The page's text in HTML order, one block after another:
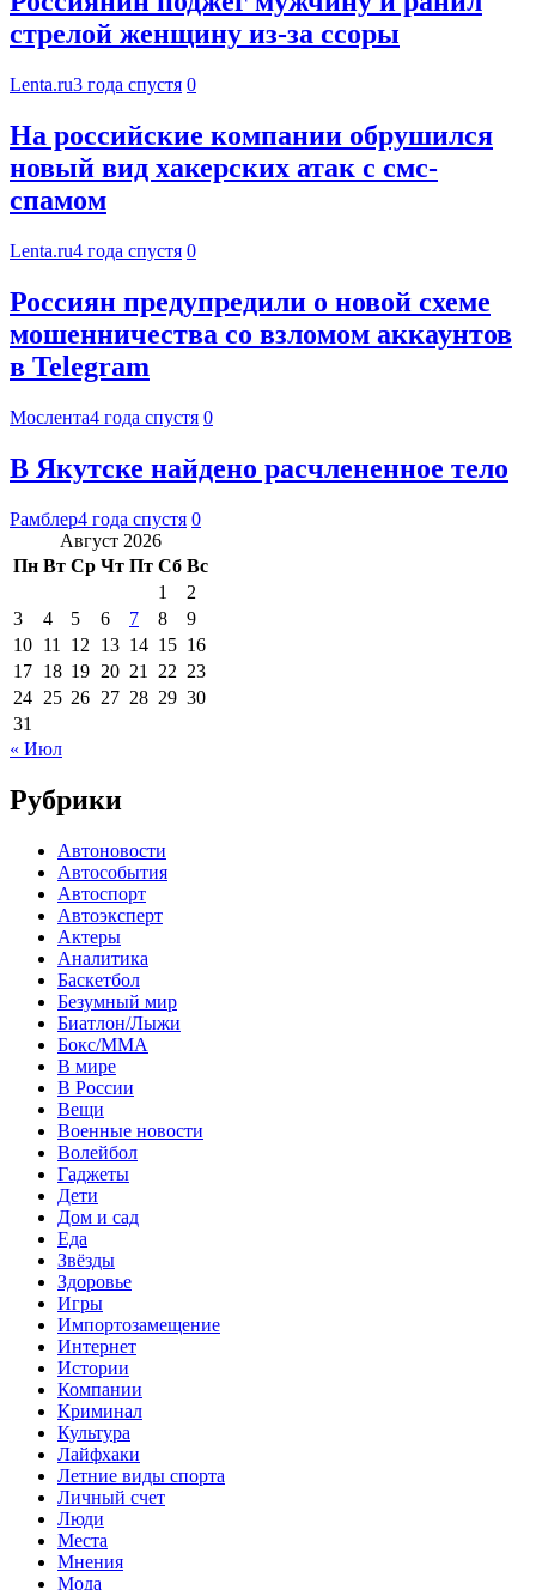
стрелой женщину из-за ссоры
Lenta.ru3 года спустя 0
На российские компании обрушился
новый вид хакерских атак с смс-
спамом
Lenta.ru4 года спустя 0
Россиян предупредили о новой схеме
мошенничества со взломом аккаунтов
в Telegram
Мослента4 года спустя 0
В Якутске найдено расчлененное тело
Рамблер4 года спустя 0
Август 2026
Пн Вт Ср Чт Пт Сб Вс
1
2
3
4 5 6 7 8
9
10 11 12 13 14 15 16
17 18 19 20 21 22 23
24 25 26 27 28 29 30
31
« Июл
Рубрики
Автоновости
Автособытия
Автоспорт
Автоэксперт
Актеры
Аналитика
Баскетбол
Безумный мир
Биатлон/Лыжи
Бокс/MMA
В мире
В России
Вещи
Военные новости
Волейбол
Гаджеты
Дети
Дом и сад
Еда
Звёзды
Здоровье
Игры
Импортозамещение
Интернет
Истории
Компании
Криминал
Культура
Лайфхаки
Летние виды спорта
Личный счет
Люди
Места
Мнения
Мода